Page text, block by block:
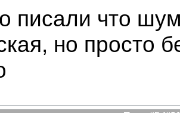
писали что
но просто